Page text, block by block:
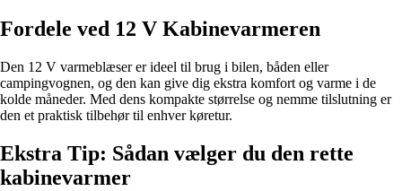
Fordele ved 12 V Kabinevarmeren
Den 12 V varmeblæser er ideel til brug i bilen, båden eller
campingvognen, og den kan give dig ekstra komfort og varme i de
kolde måneder. Med dens kompakte størrelse og nemme tilslutning er
den et praktisk tilbehør til enhver køretur.
Ekstra Tip: Sådan vælger du den rette
kabinevarmer